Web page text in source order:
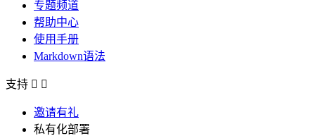
专题频道
帮助中心
使用手册
Markdown语法
支持  
邀请有礼
私有化部署